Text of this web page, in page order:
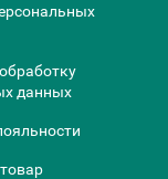
данных